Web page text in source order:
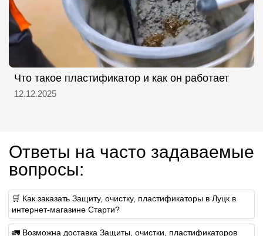
Что такое пластификатор и как он работает
12.12.2025
Ответы на часто задаваемые
вопросы:
🛒 Как заказать Защиту, очистку, пластификаторы в Луцк в
интернет-магазине Старти?
🚛 Возможна доставка Защиты, очистки, пластификаторов